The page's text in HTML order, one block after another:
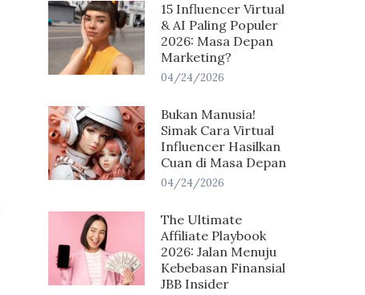
15 Influencer Virtual
& AI Paling Populer
2026: Masa Depan
Marketing?
04/24/2026
Bukan Manusia!
Simak Cara Virtual
Influencer Hasilkan
Cuan di Masa Depan
04/24/2026
The Ultimate
Affiliate Playbook
2026: Jalan Menuju
Kebebasan Finansial
JBB Insider